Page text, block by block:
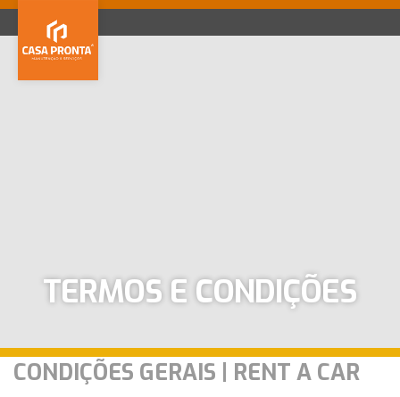
TERMOS E CONDIÇÕES
CONDIÇÕES GERAIS | RENT A CAR